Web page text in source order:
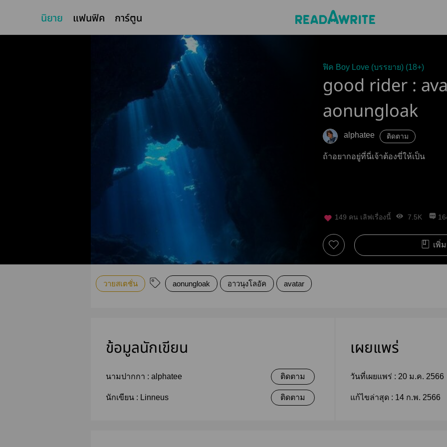
นิยาย แฟนฟิค การ์ตูน
ฟิค Boy Love (บรรยาย) (18+)
good rider :
aonungloak
alphatee ติดตาม
ถ้าอยากอยู่ที่นี่เจ้าต้องขี่ให้เป็น
149 คน เลิฟเรื่องนี้ 7.5K
เพิ่
วายสเตชั่น aonungloak อาวนุงโลอัค avatar
ข้อมูลนักเขียน
นามปากกา : alphatee ติดตาม
นักเขียน : Linneus ติดตาม
เผยแพร่
วันที่เผยแพร่ : 20 ม.ค. 2566
แก้ไขล่าสุด : 14 ก.พ. 2566